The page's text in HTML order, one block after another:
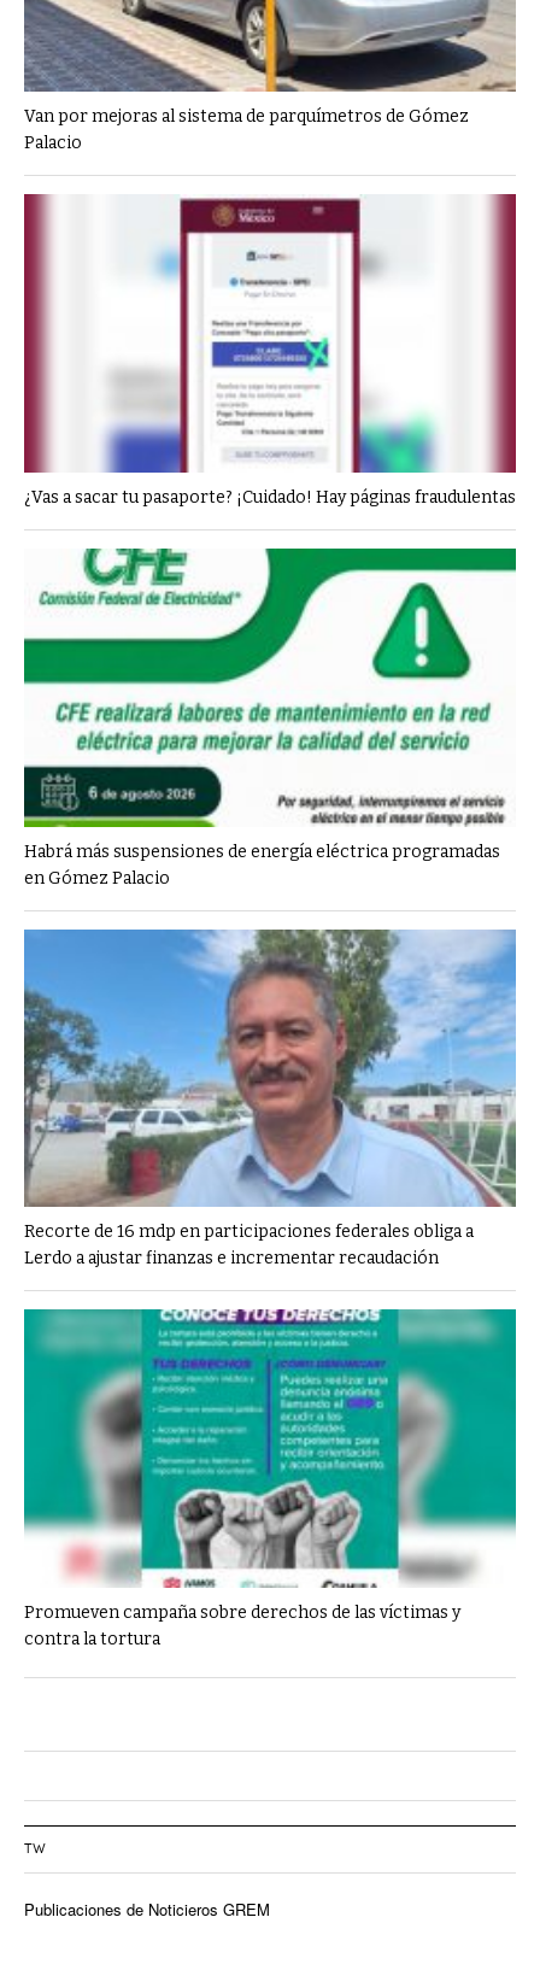
Van por mejoras al sistema de parquímetros de Gómez
Palacio
¿Vas a sacar tu pasaporte? ¡Cuidado! Hay páginas fraudulentas
Habrá más suspensiones de energía eléctrica programadas
en Gómez Palacio
Recorte de 16 mdp en participaciones federales obliga a
Lerdo a ajustar finanzas e incrementar recaudación
Promueven campaña sobre derechos de las víctimas y
contra la tortura
TW
Publicaciones de Noticieros GREM